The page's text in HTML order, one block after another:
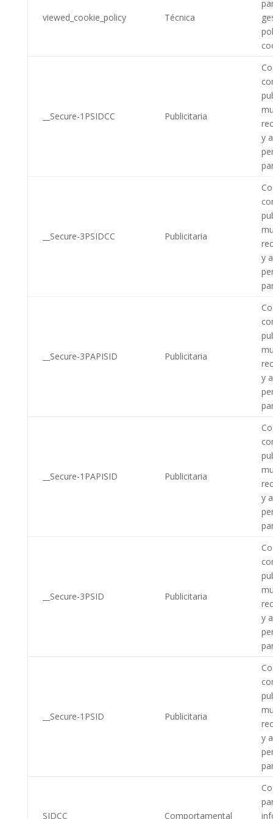
viewed_cookie_policy Técnica
__Secure-1PSIDCC Publicitaria
y
__Secure-3PSIDCC Publicitaria
y
__Secure-3PAPISID Publicitaria
y
__Secure-1PAPISID Publicitaria
y
__Secure-3PSID Publicitaria
y
__Secure-1PSID Publicitaria
y
SIDCC Comportamental